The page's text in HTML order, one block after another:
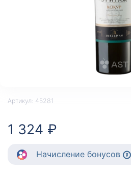
Артикул: 45281
1 324 ₽
Начисление бонусов